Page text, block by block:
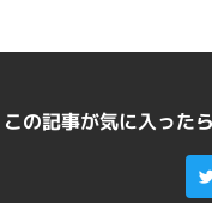
この記事が気に入った